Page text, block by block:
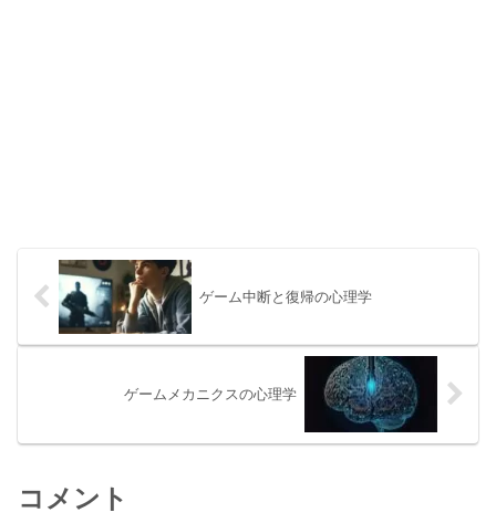
ゲーム中断と復帰の心理学
ゲームメカニクスの心理学
コメント